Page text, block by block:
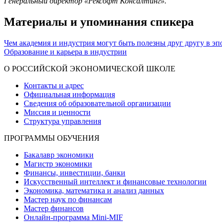
Материалы и упоминания спикера
Чем академия и индустрия могут быть полезны друг другу в
Образование и карьера в индустрии
О РОССИЙСКОЙ ЭКОНОМИЧЕСКОЙ ШКОЛЕ
Контакты и адрес
Официальная информация
Сведения об образовательной организации
Миссия и ценности
Структура управления
ПРОГРАММЫ ОБУЧЕНИЯ
Бакалавр экономики
Магистр экономики
Финансы, инвестиции, банки
Искусственный интеллект и финансовые технологии
Экономика, математика и анализ данных
Мастер наук по финансам
Мастер финансов
Онлайн-программа Mini-MIF